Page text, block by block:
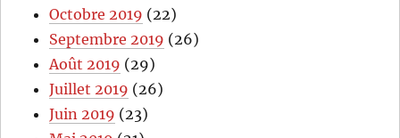
Octobre 2019 (22)
Septembre 2019 (26)
Août 2019 (29)
Juillet 2019 (26)
Juin 2019 (23)